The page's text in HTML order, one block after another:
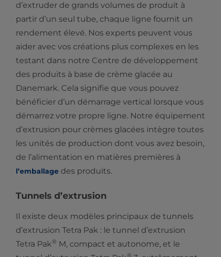
d’extruder de grands volumes de produit à
partir d’un seul tube, chaque ligne fournit un
rendement élevé. Nos experts peuvent vous
aider avec vos créations plus complexes en les
testant dans notre Centre de développement
des produits à base de crème glacée au
Danemark. Cela signifie que vous pouvez
bénéficier d’un démarrage vertical lorsque vous
démarrez votre propre ligne. Notre équipement
d’extrusion pour crèmes glacées intègre toutes
les unités de production dont vous avez besoin,
de l’alimentation en matières premières à
l’emballage des produits.
Tunnels d’extrusion
Il existe deux modèles principaux de tunnels
d’extrusion Tetra Pak : le tunnel d’extrusion
Tetra Pak® M, compact et autonome, et le
®